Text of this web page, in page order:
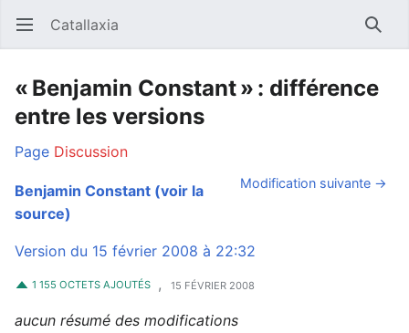
Ouvrir le menu principal Catallaxia
« Benjamin Constant » : différence
entre les versions
Page Discussion
Modification suivante →
Benjamin Constant (voir la
source)
Version du 15 février 2008 à 22:32
1 155 OCTETS AJOUTÉS , 15 FÉVRIER 2008
aucun résumé des modifications